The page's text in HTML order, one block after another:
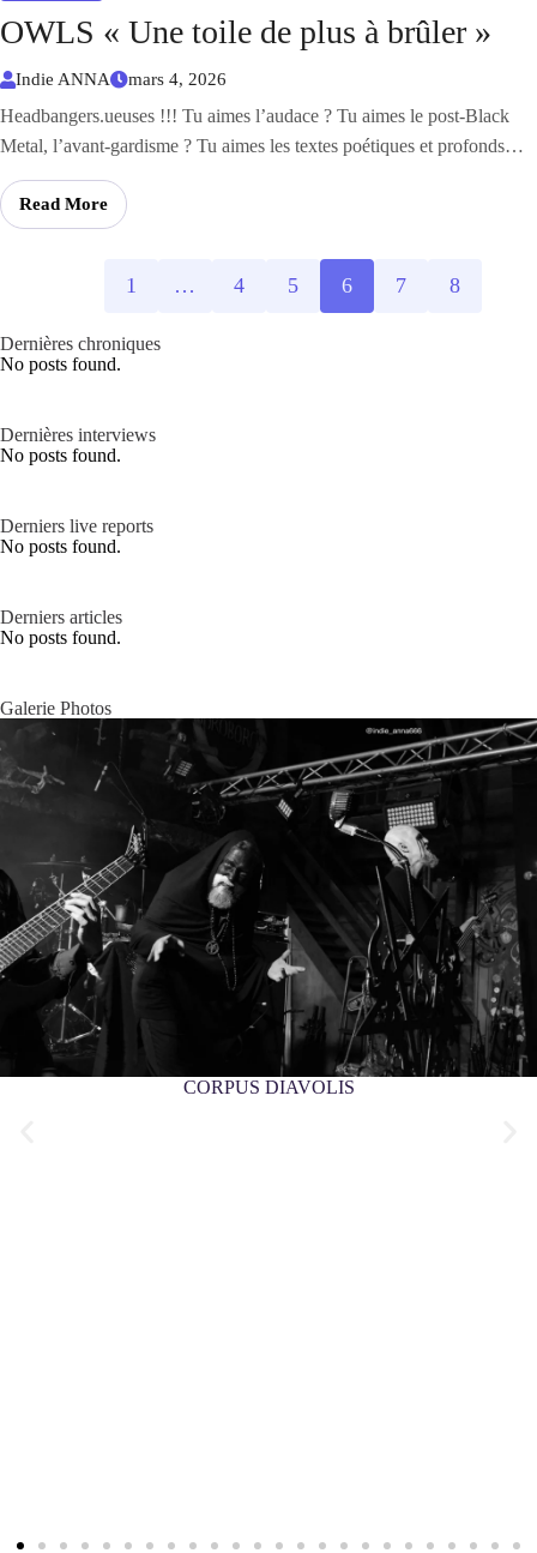
OWLS « Une toile de plus à brûler »
Indie ANNA mars 4, 2026
Headbangers.ueuses !!! Tu aimes l’audace ? Tu aimes le post-Black
Metal, l’avant-gardisme ? Tu aimes les textes poétiques et profonds…
Read More
1 … 4 5 6 7 8
Dernières chroniques
No posts found.
Dernières interviews
No posts found.
Derniers live reports
No posts found.
Derniers articles
No posts found.
Galerie Photos
CORPUS DIAVOLIS